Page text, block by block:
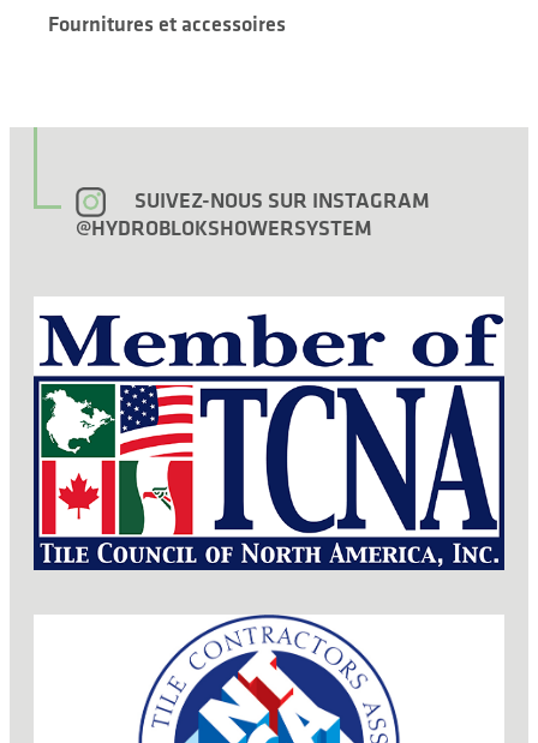
Fournitures et accessoires
SUIVEZ-NOUS SUR INSTAGRAM
@HYDROBLOKSHOWERSYSTEM